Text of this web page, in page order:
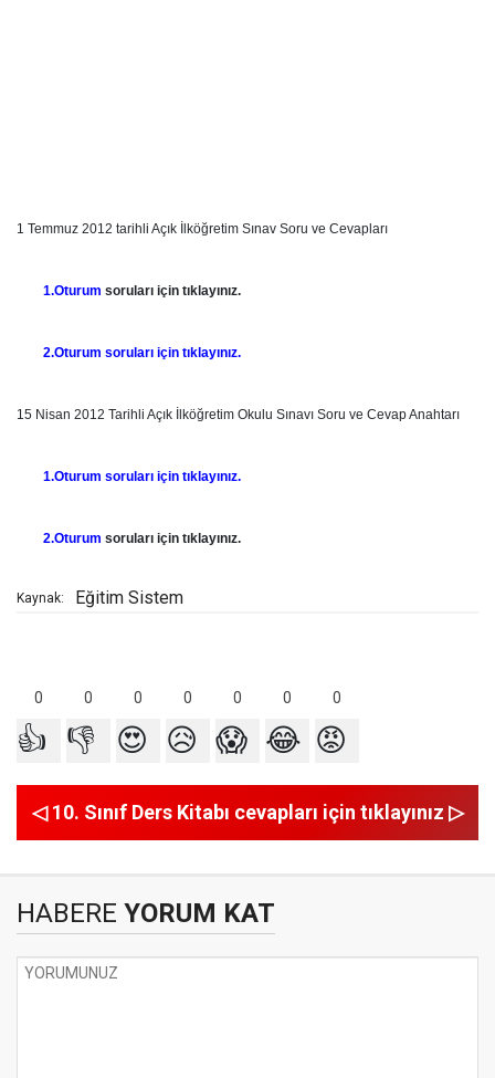
1 Temmuz 2012 tarihli Açık İlköğretim Sınav Soru ve Cevapları
1.Oturum soruları için tıklayınız.
2.Oturum soruları için tıklayınız.
15 Nisan 2012 Tarihli Açık İlköğretim Okulu Sınavı Soru ve Cevap Anahtarı
1.Oturum soruları için tıklayınız.
2.Oturum soruları için tıklayınız.
Kaynak: Eğitim Sistem
0 0 0 0 0 0 0
👍 👎 😍 😥 😱 😂 😡
◁ 10. Sınıf Ders Kitabı cevapları için tıklayınız ▷
HABERE YORUM KAT